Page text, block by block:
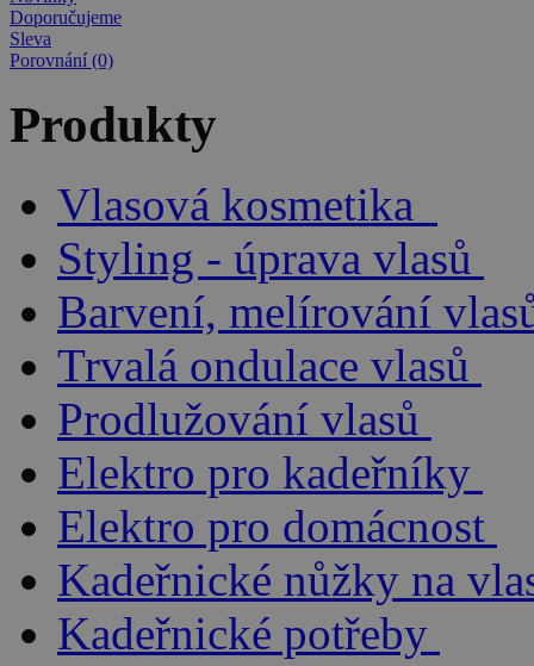
Doporučujeme
Sleva
Porovnání (0)
Produkty
Vlasová kosmetika
Styling - úprava vlasů
Barvení, melírování
Trvalá ondulace vlasů
Prodlužování vlasů
Elektro pro kadeřníky
Elektro pro domácnost
Kadeřnické nůžky na
Kadeřnické potřeby